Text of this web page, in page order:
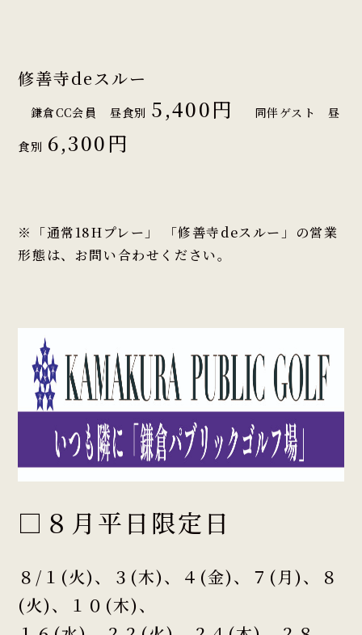
修善寺deスルー
鎌倉CC会員 昼食別 5,400円 同伴ゲスト 昼
食別 6,300円
※「通常18Hプレー」 「修善寺deスルー」の営業
形態は、お問い合わせください。
□８月平日限定日
８/１(火)、３(木)、４(金)、７(月)、８
(火)、１０(木)、